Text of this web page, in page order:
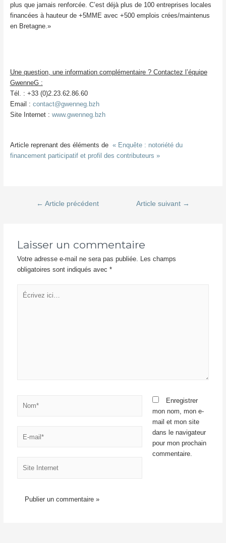
plus que jamais renforcée. C’est déjà plus de 100 entreprises locales
financées à hauteur de +5MME avec +500 emplois crées/maintenus
en Bretagne.»
Une question, une information complémentaire ? Contactez l’équipe
GwenneG :
Tél. : +33 (0)2.23.62.86.60
Email : contact@gwenneg.bzh
Site Internet : www.gwenneg.bzh
Article reprenant des éléments de « Enquête : notoriété du
financement participatif et profil des contributeurs »
Navigation
← Article précédent Article suivant →
Laisser un commentaire
Votre adresse e-mail ne sera pas publiée. Les champs
obligatoires sont indiqués avec*
Écrivez
ici…
mail*
Internet
Enregistrer
mon nom, mon e-
mail et mon site
dans le navigateur
pour mon prochain
commentaire.